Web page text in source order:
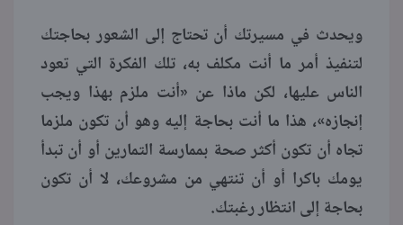
ويحدث في مسيرتك أن تحتاج إلى الشعور بحاجتك
لتنفيذ أمر ما أنت مكلف به، تلك الفكرة التي تعود
الناس عليها، لكن ماذا عن «أنت ملزم بهذا ويجب
إنجازه»، هذا ما أنت بحاجة إليه وهو أن تكون ملزما
تجاه أن تكون أكثر صحة بممارسة التمارين أو أن تبدأ
يومك باكرا أو أن تنتهي من مشروعك، لا أن تكون
بحاجة إلى انتظار رغبتك.